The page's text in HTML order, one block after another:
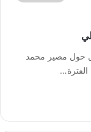
حول مصير محمد